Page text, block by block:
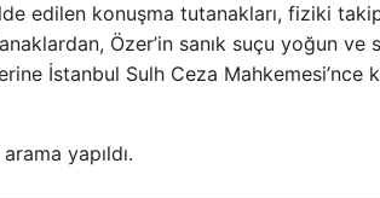
edilen konuşma tutanakları, fiziki
Özer’in sanık suçu yoğun ve
İstanbul Sulh Ceza Mahkemesi’nce
yapıldı.